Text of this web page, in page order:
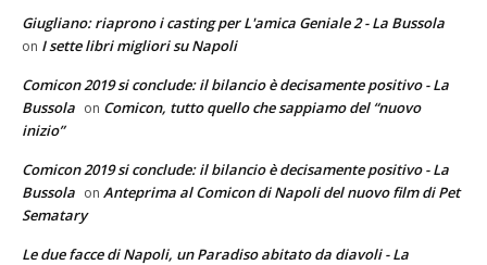
Giugliano: riaprono i casting per L'amica Geniale 2 - La Bussola
on I sette libri migliori su Napoli
Comicon 2019 si conclude: il bilancio è decisamente positivo - La
Bussola on Comicon, tutto quello che sappiamo del “nuovo
inizio”
Comicon 2019 si conclude: il bilancio è decisamente positivo - La
Bussola on Anteprima al Comicon di Napoli del nuovo film di Pet
Sematary
Le due facce di Napoli, un Paradiso abitato da diavoli - La